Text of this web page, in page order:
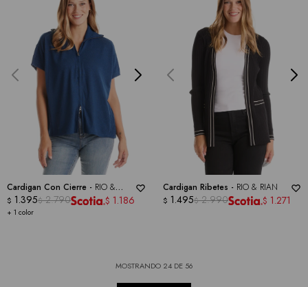
Cardigan Con Cierre - RIO &
RIAN
+ 1 color
$ 1.395$ 2.790 $ 1.186
Cardigan Ribetes - RIO & RIAN
$ 1.495$ 2.990 $ 1.271
MOSTRANDO 24DE 56